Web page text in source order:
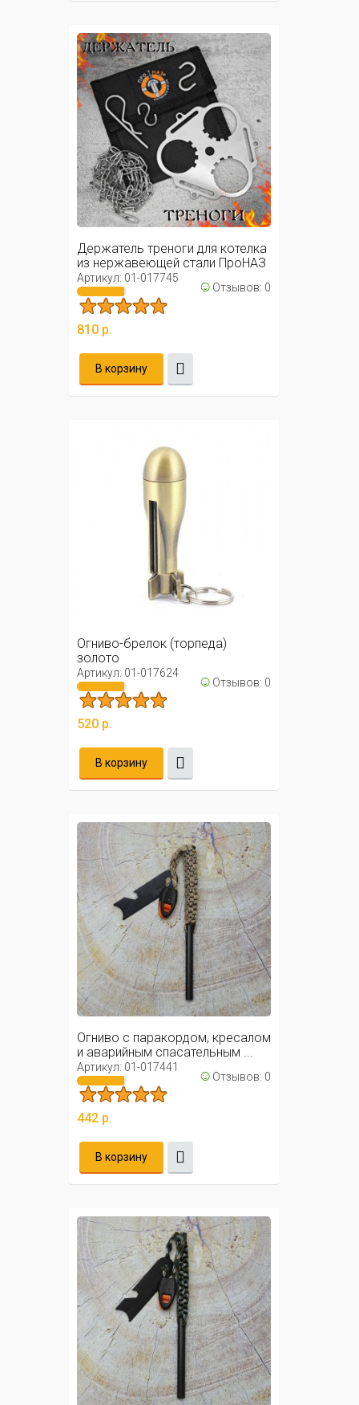
Держатель треноги для котелка
из нержавеющей стали ПроНАЗ
/ ...
Артикул: 01-017745 ☺ Отзывов: 0
810 р.
В корзину
Огниво-брелок (торпеда)
золото
Артикул: 01-017624 ☺ Отзывов: 0
520 р.
В корзину
Огниво с паракордом, кресалом
и аварийным спасательным ...
Артикул: 01-017441 ☺ Отзывов: 0
442 р.
В корзину